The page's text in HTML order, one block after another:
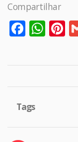
Compartilhar
Tags